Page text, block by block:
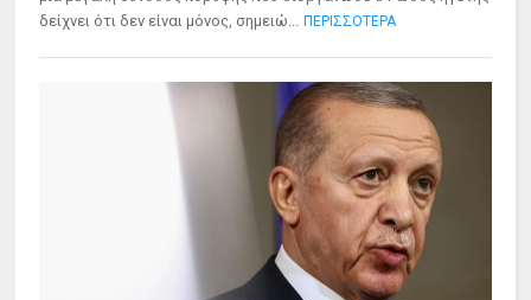
δείχνει ότι δεν είναι μόνος, σημειώ... ΠΕΡΙΣΣΟΤΕΡΑ